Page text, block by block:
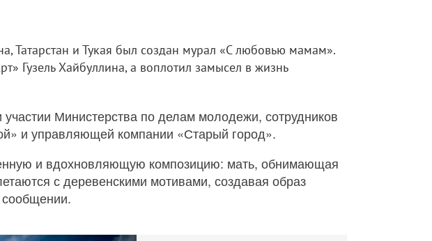
Татарстан и Тукая был создан мурал «С любовью мамам».
Гузель Хайбуллина, а воплотил замысел в жизнь
Министерства по делам молодежи, сотрудников
и управляющей компании «Старый город».
и вдохновляющую композицию: мать, обнимающая
с деревенскими мотивами, создавая образ